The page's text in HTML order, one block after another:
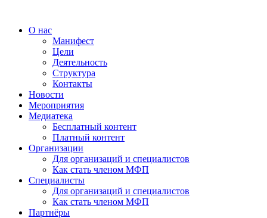
содержимому
О нас
Манифест
Цели
Деятельность
Структура
Контакты
Новости
Мероприятия
Медиатека
Бесплатный контент
Платный контент
Организации
Для организаций и специалистов
Как стать членом МФП
Специалисты
Для организаций и специалистов
Как стать членом МФП
Партнёры